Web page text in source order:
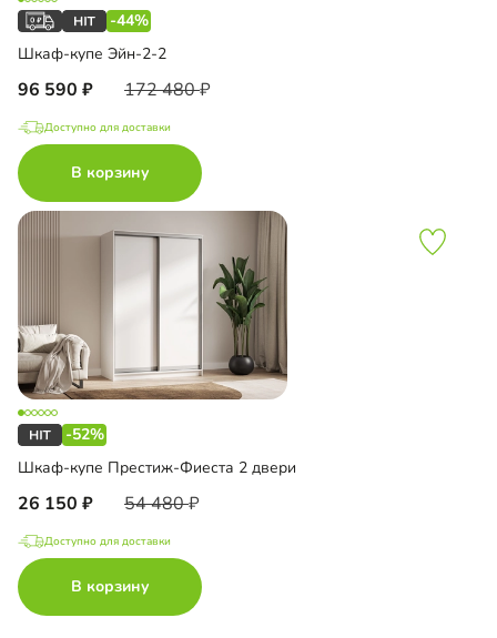
-44%
Шкаф-купе Эйн-2-2
96 590 172 480
Доступно для доставки
В корзину
-52%
Шкаф-купе Престиж-Фиеста 2 двери
26 150 54 480
Доступно для доставки
В корзину